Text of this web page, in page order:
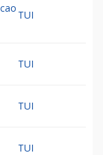
TUI
TUI
TUI
TUI